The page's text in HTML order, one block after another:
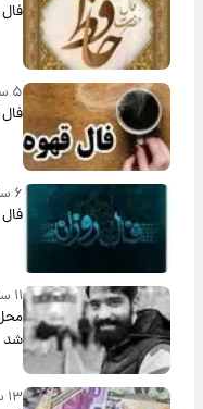
فال حافظ
۵ ساعت پیش
فال قهوه
فال
۱۱ ساعت پیش
محل
شد
۱۳ ساعت پیش